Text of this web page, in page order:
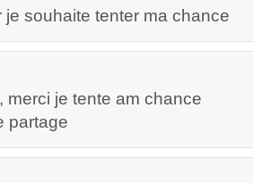
je souhaite tenter ma chance
merci je tente am chance
partage